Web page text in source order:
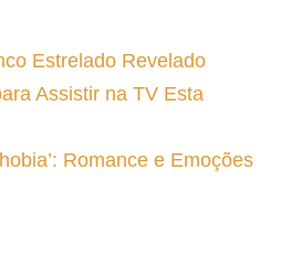
Estrelado Revelado
Assistir na TV Esta
Romance e Emoções